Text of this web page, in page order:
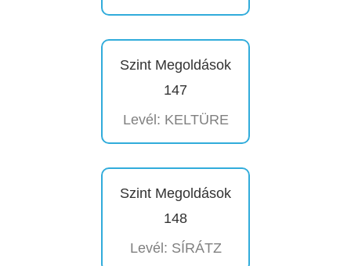
Szint Megoldások
147
Levél: KELTÜRE
Szint Megoldások
148
Levél: SÍRÁTZ